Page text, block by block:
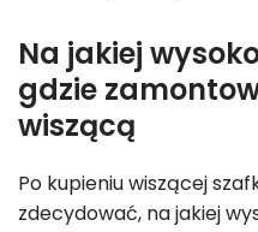
Na jakiej
gdzie
wiszącą
Po kupieniu wiszącej
zdecydować, na jakiej